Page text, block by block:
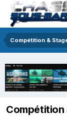
Compétition &
Compétition